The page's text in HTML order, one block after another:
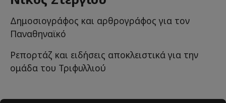
Δημοσιογράφος και αρθρογράφος για τον
Παναθηναϊκό
Ρεπορτάζ και ειδήσεις αποκλειστικά για την
ομάδα του Τριφυλλιού